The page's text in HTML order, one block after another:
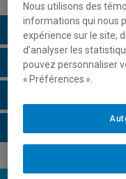
Description du cours
Horaire - Été 2026
Nous utilisons des
informations qui nous
expérience sur le site,
d’analyser les
pouvez personnaliser
« Préférences ».